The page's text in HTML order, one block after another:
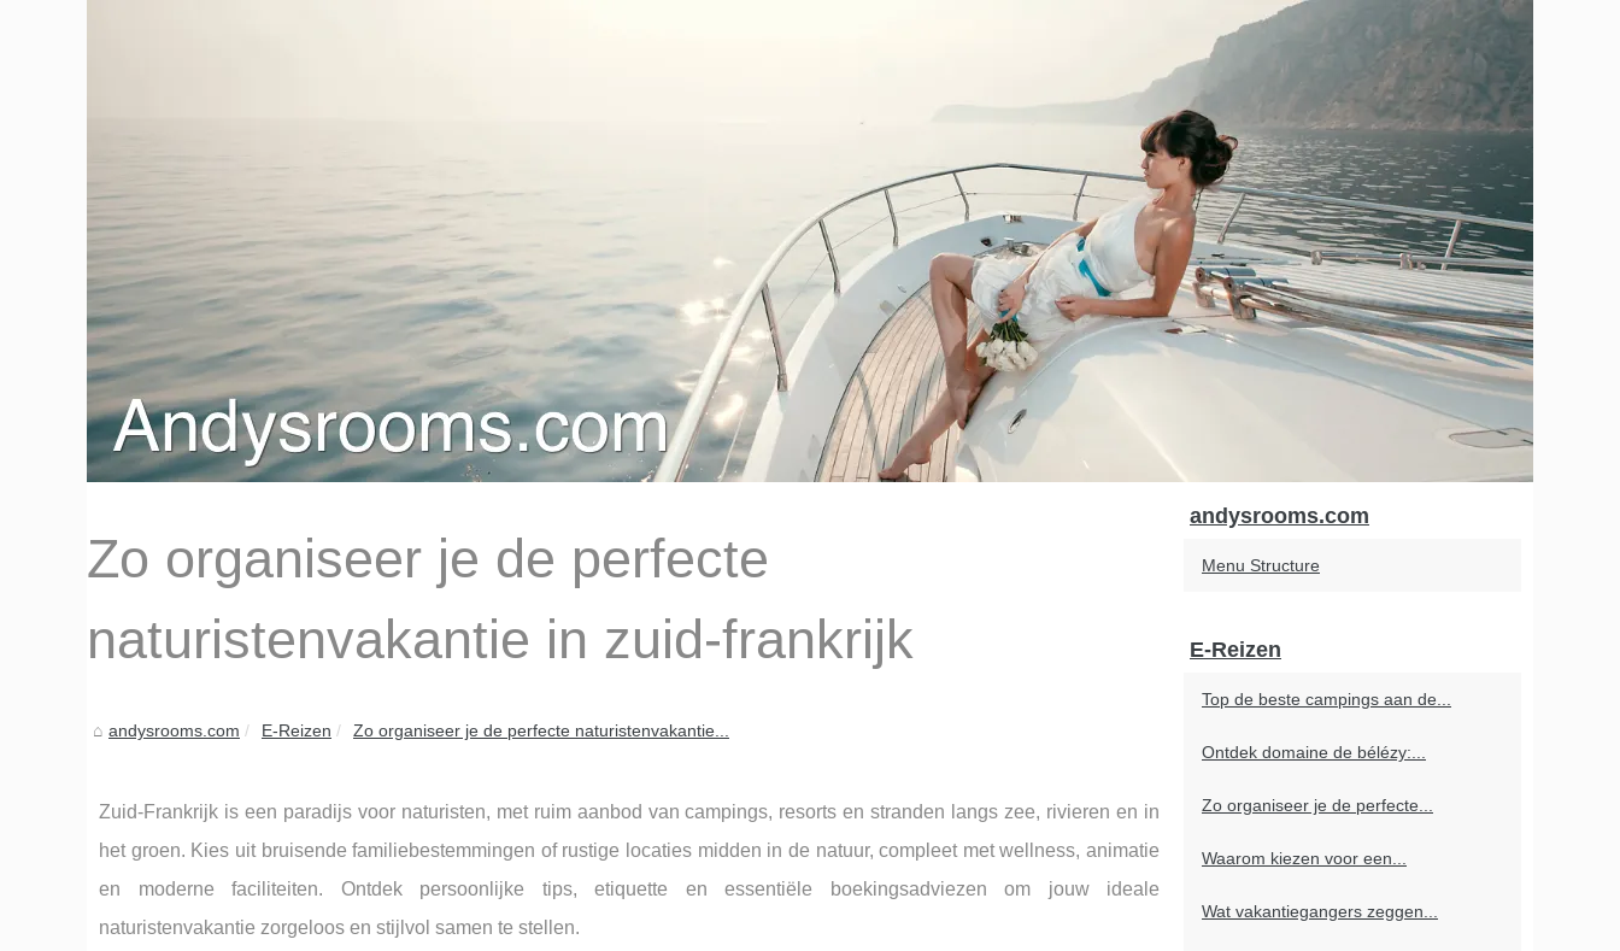
Zo organiseer je de perfecte
naturistenvakantie in zuid-frankrijk
andysrooms.com E-Reizen Zo organiseer je de perfecte naturistenvakantie...
Zuid-Frankrijk is een paradijs voor naturisten, met ruim aanbod van campings, resorts en stranden langs zee, rivieren en in
het groen. Kies uit bruisende familiebestemmingen of rustige locaties midden in de natuur, compleet met wellness, animatie
en moderne faciliteiten. Ontdek persoonlijke tips, etiquette en essentiële boekingsadviezen om jouw ideale
naturistenvakantie zorgeloos en stijlvol samen te stellen.
andysrooms.com
Menu Structure
E-Reizen
Top de beste campings aan de...
Ontdek domaine de bélézy:...
Zo organiseer je de perfecte...
Waarom kiezen voor een...
Wat vakantiegangers zeggen...